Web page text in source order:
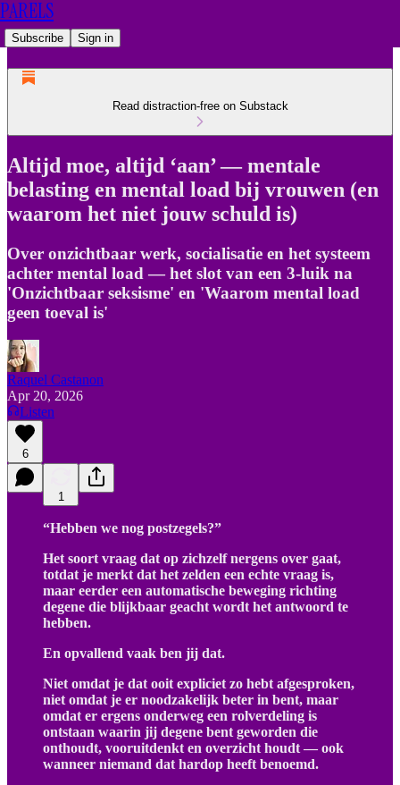
PARELS
Subscribe Sign in
Read distraction-free on Substack
Altijd moe, altijd ‘aan’ — mentale
belasting en mental load bij vrouwen (en
waarom het niet jouw schuld is)
Over onzichtbaar werk, socialisatie en het systeem
achter mental load — het slot van een 3-luik na
'Onzichtbaar seksisme' en 'Waarom mental load
geen toeval is'
Raquel Castanon
Apr 20, 2026
Listen
6
1
“Hebben we nog postzegels?”
Het soort vraag dat op zichzelf nergens over gaat,
totdat je merkt dat het zelden een echte vraag is,
maar eerder een automatische beweging richting
degene die blijkbaar geacht wordt het antwoord te
hebben.
En opvallend vaak ben jij dat.
Niet omdat je dat ooit expliciet zo hebt afgesproken,
niet omdat je er noodzakelijk beter in bent, maar
omdat er ergens onderweg een rolverdeling is
ontstaan waarin jij degene bent geworden die
onthoudt, vooruitdenkt en overzicht houdt — ook
wanneer niemand dat hardop heeft benoemd.